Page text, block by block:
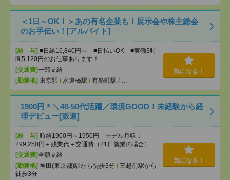
＜1日～OK！＞あの有名企業も！展示会や株主総会
のお手伝い！[アルバイト]
[給 与] ■日給16,840円～ ■日払いOK ■実働3時
間5,120円のお仕事あります！
[交通費]一部支給
[勤務地] 東京駅 / 水道橋駅 / 有楽町駅 / …
気になる！
1900円＊＼40-50代活躍／環境GOOD！未経験から経
理デビュー[派遣]
[給 与] 時給1900円～1950円 モデル月収：
299,250円＋残業代＋交通費（21日就業の場合）
[交通費]全額支給
[勤務地] 神田(東京都)駅から徒歩3分 / 三越前駅から
徒歩3分
気になる！